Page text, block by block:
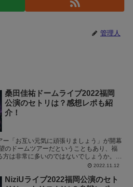
管理人
桑田佳祐ドームライブ2022福岡
公演のセトリは？感想レポも紹
介！
「お互い元気に頑張りましょう」が開幕
のドームツアーだということもあり、福
は非常に多いのではないでしょうか。
2022.11.12
NiziUライブ2022福岡公演のセト